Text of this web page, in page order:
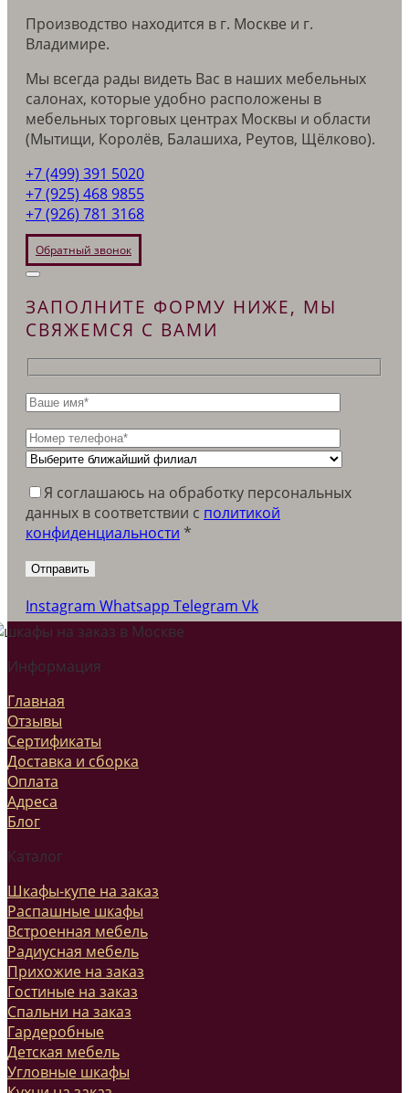
Производство находится в г. Москве и г.
Владимире.
Мы всегда рады видеть Вас в наших мебельных
салонах, которые удобно расположены в
мебельных торговых центрах Москвы и области
(Мытищи, Королёв, Балашиха, Реутов, Щёлково).
+7 (499) 391 5020
+7 (925) 468 9855
+7 (926) 781 3168
Обратный звонок
ЗАПОЛНИТЕ ФОРМУ НИЖЕ, МЫ
СВЯЖЕМСЯ С ВАМИ
Я соглашаюсь на обработку персональных
данных в соответствии c политикой
конфиденциальности *
Instagram Whatsapp Telegram Vk
Информация
Главная
Отзывы
Сертификаты
Доставка и сборка
Оплата
Адреса
Блог
Каталог
Шкафы-купе на заказ
Распашные шкафы
Встроенная мебель
Радиусная мебель
Прихожие на заказ
Гостиные на заказ
Спальни на заказ
Гардеробные
Детская мебель
Угловные шкафы